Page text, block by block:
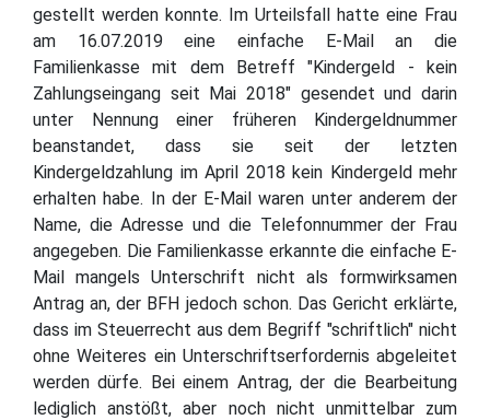
gestellt werden konnte. Im Urteilsfall hatte eine Frau
am 16.07.2019 eine einfache E-Mail an die
Familienkasse mit dem Betreff "Kindergeld - kein
Zahlungseingang seit Mai 2018" gesendet und darin
unter Nennung einer früheren Kindergeldnummer
beanstandet, dass sie seit der letzten
Kindergeldzahlung im April 2018 kein Kindergeld mehr
erhalten habe. In der E-Mail waren unter anderem der
Name, die Adresse und die Telefonnummer der Frau
angegeben. Die Familienkasse erkannte die einfache E-
Mail mangels Unterschrift nicht als formwirksamen
Antrag an, der BFH jedoch schon. Das Gericht erklärte,
dass im Steuerrecht aus dem Begriff "schriftlich" nicht
ohne Weiteres ein Unterschriftserfordernis abgeleitet
werden dürfe. Bei einem Antrag, der die Bearbeitung
lediglich anstößt, aber noch nicht unmittelbar zum